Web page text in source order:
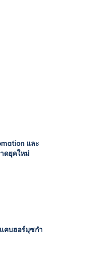
และ
ดยุคใหม่
คบฮอร์มุซกำ